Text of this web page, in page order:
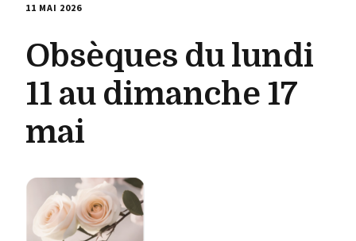
11 MAI 2026
Obsèques du lundi
11 au dimanche 17
mai